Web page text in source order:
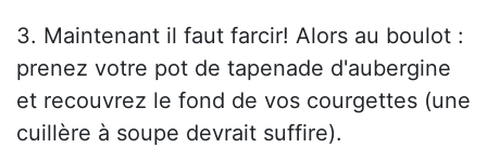
3. Maintenant il faut farcir! Alors au boulot :
prenez votre pot de tapenade d'aubergine
et recouvrez le fond de vos courgettes (une
cuillère à soupe devrait suffire).